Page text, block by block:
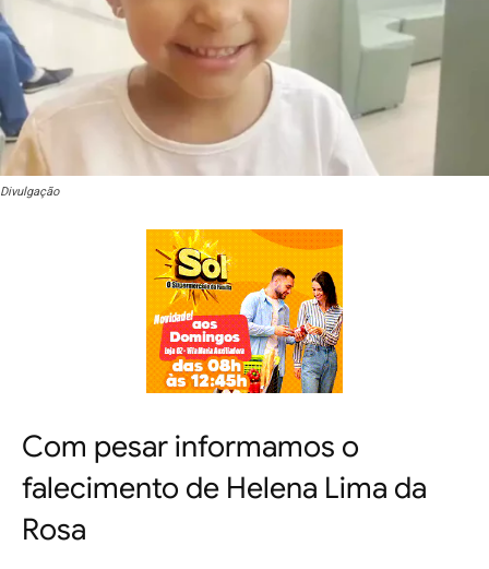
Divulgação
Com pesar informamos o
falecimento de Helena Lima da
Rosa